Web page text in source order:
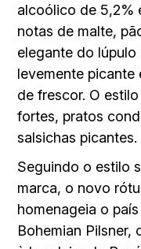
alcoólico de 5,2%
notas de malte,
elegante do lúpulo
levemente picante
de frescor. O
fortes, pratos
salsichas picantes.
Seguindo o estilo
marca, o novo
homenageia o
Bohemian Pilsner,